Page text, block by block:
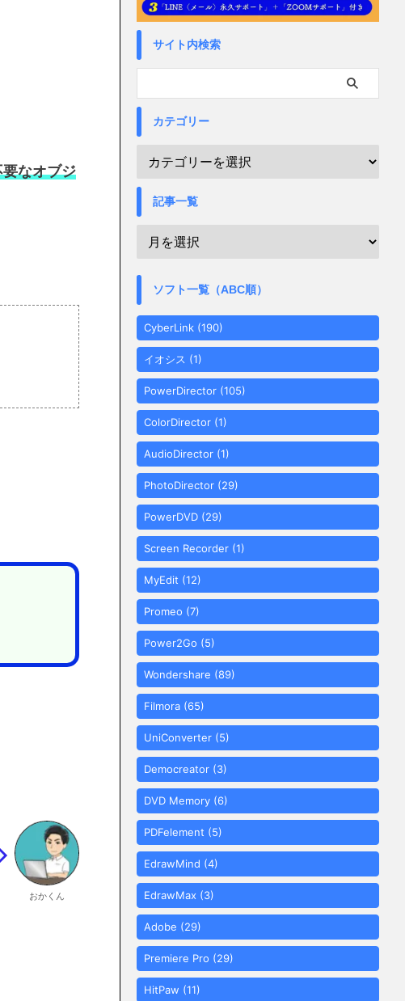
なオブジ
おかくん
サイト内検索
カテゴリー
記事一覧
ソフト一覧（ABC順）
CyberLink (190)
イオシス (1)
PowerDirector (105)
ColorDirector (1)
AudioDirector (1)
PhotoDirector (29)
PowerDVD (29)
Screen Recorder (1)
MyEdit (12)
Promeo (7)
Power2Go (5)
Wondershare (89)
Filmora (65)
UniConverter (5)
Democreator (3)
DVD Memory (6)
PDFelement (5)
EdrawMind (4)
EdrawMax (3)
Adobe (29)
Premiere Pro (29)
HitPaw (11)